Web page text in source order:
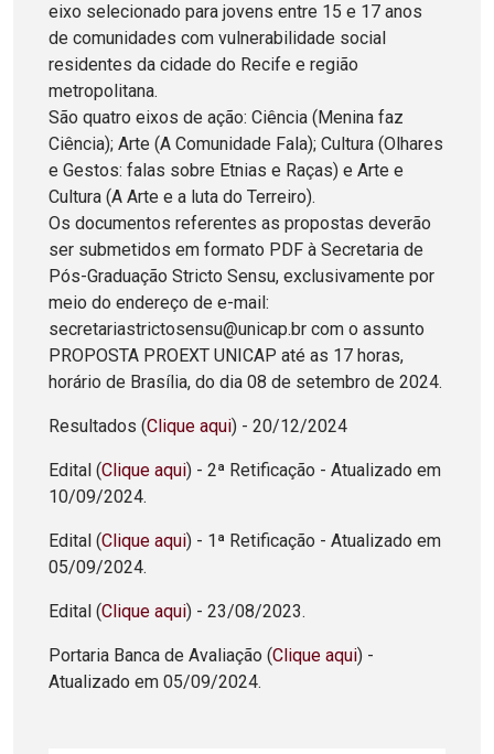
eixo selecionado para jovens entre 15 e 17 anos
de comunidades com vulnerabilidade social
residentes da cidade do Recife e região
metropolitana.
São quatro eixos de ação: Ciência (Menina faz
Ciência); Arte (A Comunidade Fala); Cultura (Olhares
e Gestos: falas sobre Etnias e Raças) e Arte e
Cultura (A Arte e a luta do Terreiro).
Os documentos referentes as propostas deverão
ser submetidos em formato PDF à Secretaria de
Pós-Graduação Stricto Sensu, exclusivamente por
meio do endereço de e-mail:
secretariastrictosensu@unicap.br com o assunto
PROPOSTA PROEXT UNICAP até as 17 horas,
horário de Brasília, do dia 08 de setembro de 2024.
Resultados (Clique aqui) - 20/12/2024
Edital (Clique aqui) - 2ª Retificação - Atualizado em
10/09/2024.
Edital (Clique aqui) - 1ª Retificação - Atualizado em
05/09/2024.
Edital (Clique aqui) - 23/08/2023.
Portaria Banca de Avaliação (Clique aqui) -
Atualizado em 05/09/2024.